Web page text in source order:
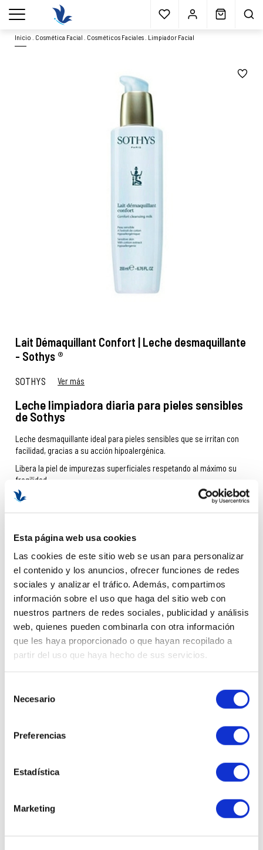
Esta página web usa cookies
Las cookies de este sitio web se usan para personalizar
el contenido y los anuncios, ofrecer funciones de redes
sociales y analizar el tráfico. Además, compartimos
información sobre el uso que haga del sitio web con
nuestros partners de redes sociales, publicidad y análisis
web, quienes pueden combinarla con otra información
que les haya proporcionado o que hayan recopilado a
partir del uso que haya hecho de sus servicios.
Necesario
Preferencias
Estadística
Marketing
Envío gratisa partir 40€* Muestras gratis Blog
menu
Inicio Cosmética Facial Cosméticos Faciales Limpiador Facial
Lait Démaquillant Confort | Leche desmaquillante
- Sothys ®
SOTHYS Ver más
Leche limpiadora diaria para pieles sensibles
de Sothys
Leche desmaquillante ideal para pieles sensibles que se irritan con
facilidad, gracias a su acción hipoalergénica.
Libera la piel de impurezas superficiales respetando al máximo su
fragilidad.
IR AL RECOMENDADOR
Ups, este producto ha sido
descatalogado.
¿Quieres que te enseñemos
cosméticos similares?
QUIERO VERLOS
WhatsApp al